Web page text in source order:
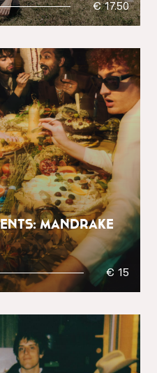
€ 17.50
Mandrake
€ 15